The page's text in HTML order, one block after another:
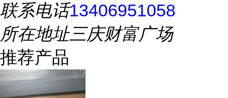
联系电话13406951058
所在地址三庆财富广场
推荐产品